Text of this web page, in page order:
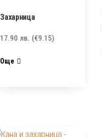
Захарница
17.90лв. (€9.15)
Още